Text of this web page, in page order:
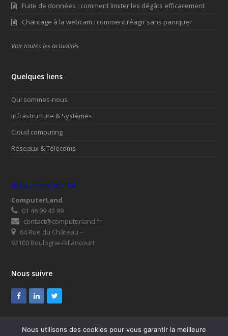
Fuite de données : comment limiter les dégâts efficacement
Chantage à la webcam : comment réagir sans paniquer
Voir toutes les actualités
Quelques liens
Qui sommes-nous
Infrastructure & Systèmes
Cloud computing
Réseaux & Télécoms
NOUS CONTACTER
ComputerLand
01 46 99 42 99
contact@computerland.fr
64 Rue du Château –
92100 Boulogne-Billancourt
Nous suivre
Facebook
LinkedInTwitter
Nous utilisons des cookies pour vous garantir la meilleure